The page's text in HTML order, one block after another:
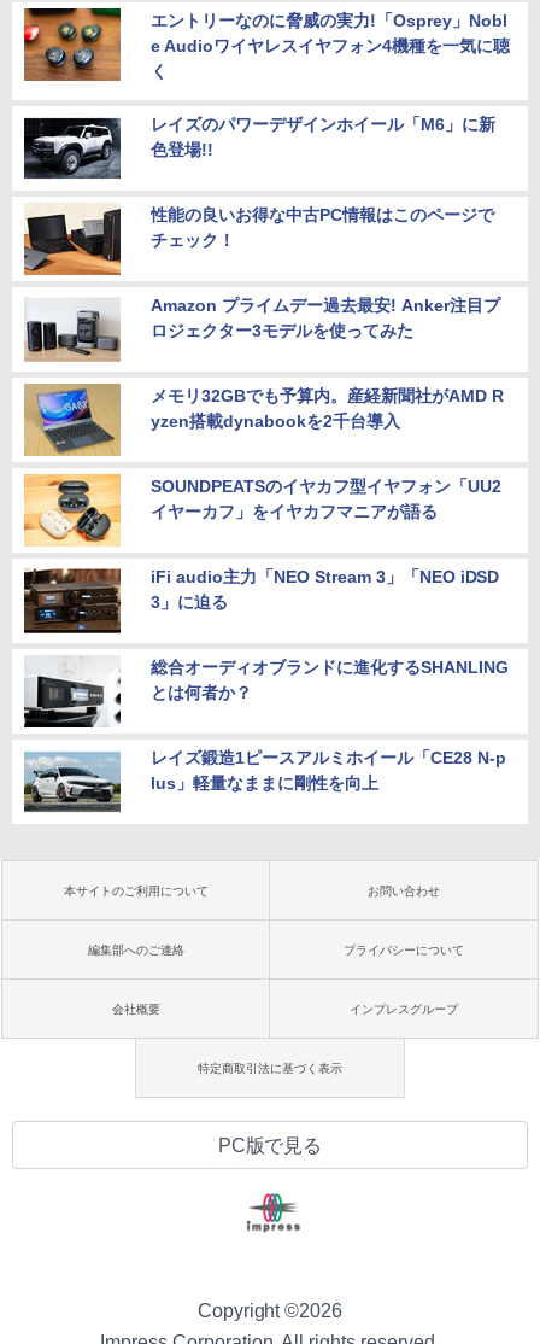
エントリーなのに脅威の実力!「Osprey」Nobl
e Audioワイヤレスイヤフォン4機種を一気に聴
く
レイズのパワーデザインホイール「M6」に新
色登場!!
性能の良いお得な中古PC情報はこのページで
チェック！
Amazon プライムデー過去最安! Anker注目プ
ロジェクター3モデルを使ってみた
メモリ32GBでも予算内。産経新聞社がAMD R
yzen搭載dynabookを2千台導入
SOUNDPEATSのイヤカフ型イヤフォン「UU2
イヤーカフ」をイヤカフマニアが語る
iFi audio主力「NEO Stream 3」「NEO iDSD
3」に迫る
総合オーディオブランドに進化するSHANLING
とは何者か？
レイズ鍛造1ピースアルミホイール「CE28 N-p
lus」軽量なままに剛性を向上
本サイトのご利用について お問い合わせ
編集部へのご連絡 プライバシーについて
会社概要 インプレスグループ
特定商取引法に基づく表示
PC版で見る
Copyright ©2026